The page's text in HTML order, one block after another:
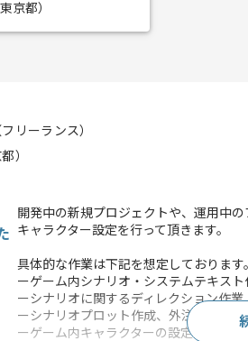
京都）
リーランス）
）
開発中の新規プロジェクトや、運用中
キャラクター設定を行って頂きます。
具体的な作業は下記を想定しております
ーゲーム内シナリオ・システムテキスト
ーシナリオに関するディレクション作業
ーシナリオプロット作成、外注先への
ーゲーム内キャラクターの設定（口調・